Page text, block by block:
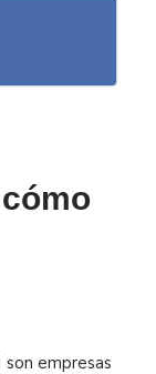
son empresas